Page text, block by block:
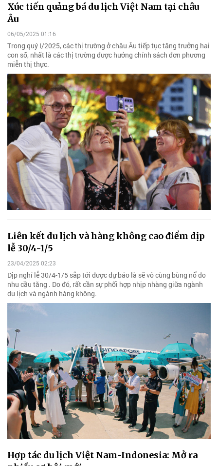
Xúc tiến quảng bá du lịch Việt Nam tại châu
Âu
06/05/2025 01:16
Trong quý I/2025, các thị trường ở châu Âu tiếp tục tăng trưởng hai
con số, nhất là các thị trường được hưởng chính sách đơn phương
miễn thị thực.
Liên kết du lịch và hàng không cao điểm dịp
lễ 30/4-1/5
23/04/2025 02:23
Dịp nghỉ lễ 30/4-1/5 sắp tới được dự báo là sẽ vô cùng bùng nổ do
nhu cầu tăng . Do đó, rất cần sự phối hợp nhịp nhàng giữa ngành
du lịch và ngành hàng không.
Hợp tác du lịch Việt Nam-Indonesia: Mở ra